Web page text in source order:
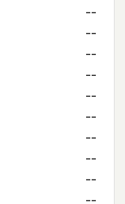
--
--
--
--
--
--
--
--
--
--